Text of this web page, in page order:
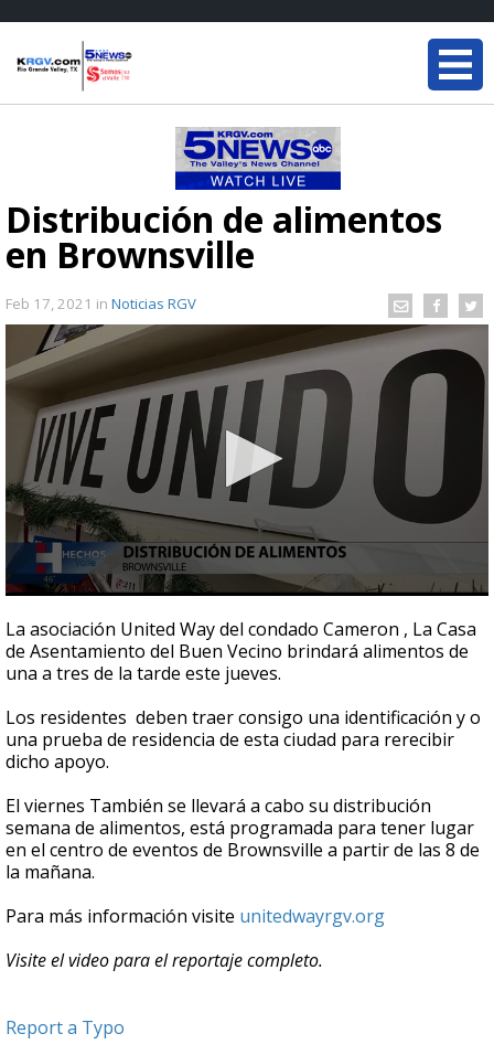
Distribución de alimentos
en Brownsville
Feb 17, 2021 in Noticias RGV
seconds
of
1
minute,
seconds
La asociación United Way del condado Cameron , La Casa
de Asentamiento del Buen Vecino brindará alimentos de
una a tres de la tarde este jueves.
Los residentes deben traer consigo una identificación y o
una prueba de residencia de esta ciudad para rerecibir
dicho apoyo.
El viernes También se llevará a cabo su distribución
semana de alimentos, está programada para tener lugar
en el centro de eventos de Brownsville a partir de las 8 de
la mañana.
Para más información visite unitedwayrgv.org
Visite el video para el reportaje completo.
Report a Typo